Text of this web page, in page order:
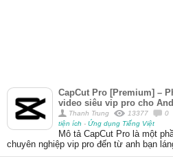
CapCut Pro [Premium] –
video siêu vip pro cho
Thanh Trung 13377 0
tiện ích - Ứng dụng Tiếng Việt
Mô tả CapCut Pro là một
chuyên nghiệp vip pro đến từ anh bạn